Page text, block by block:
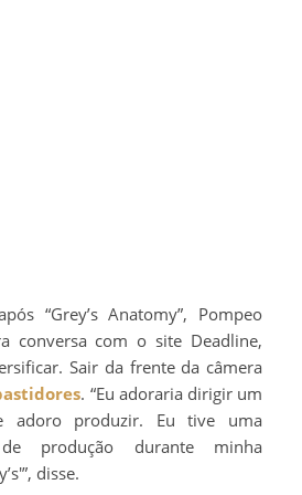
“Grey’s Anatomy”, Pompeo
conversa com o site Deadline,
Sair da frente da câmera
. “Eu adoraria dirigir um
adoro produzir. Eu tive uma
produção durante minha
disse.